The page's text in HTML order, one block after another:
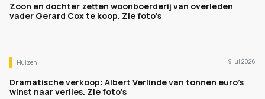
Zoon en dochter zetten woonboerderij van overleden
vader Gerard Cox te koop. Zie foto's
Huizen 9 jul 2026
Dramatische verkoop: Albert Verlinde van tonnen euro's
winst naar verlies. Zie foto's